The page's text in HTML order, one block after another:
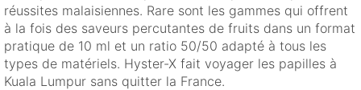
réussites malaisiennes. Rare sont les gammes qui offrent
à la fois des saveurs percutantes de fruits dans un format
pratique de 10 ml et un ratio 50/50 adapté à tous les
types de matériels. Hyster-X fait voyager les papilles à
Kuala Lumpur sans quitter la France.